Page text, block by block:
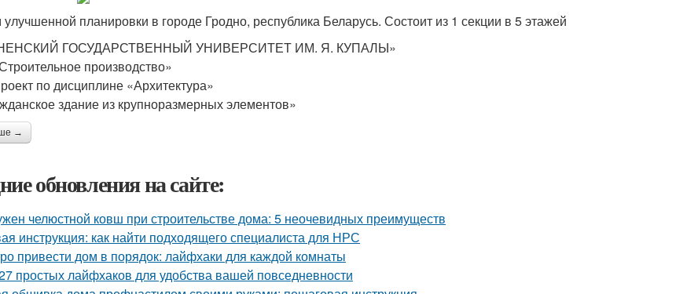
планировки в городе Гродно, республика Беларусь. Состоит из 1 секции в 5 этажей
ГОСУДАРСТВЕННЫЙ УНИВЕРСИТЕТ ИМ. Я. КУПАЛЫ»
производство»
по дисциплине «Архитектура»
здание из крупноразмерных элементов»
→
обновления на сайте:
челюстной ковш при строительстве дома: 5 неочевидных преимуществ
инструкция: как найти подходящего специалиста для НРС
привести дом в порядок: лайфхаки для каждой комнаты
простых лайфхаков для удобства вашей повседневности